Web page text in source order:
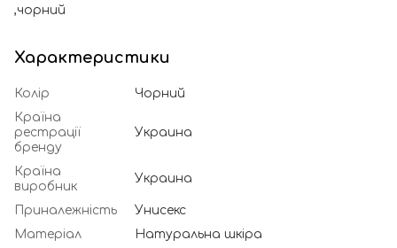
,чорний
Характеристики
Колір
Чорний
Країна
рестрації
бренду
Украина
Країна
виробник
Украина
Приналежність
Унисекс
Матеріал
Натуральна шкіра